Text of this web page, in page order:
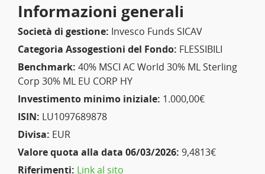
Informazioni generali
Società di gestione: Invesco Funds SICAV
Categoria Assogestioni del Fondo: FLESSIBILI
Benchmark: 40% MSCI AC World 30% ML Sterling
Corp 30% ML EU CORP HY
Investimento minimo iniziale: 1.000,00€
ISIN: LU1097689878
Divisa: EUR
Valore quota alla data 06/03/2026: 9,4813€
Riferimenti: Link al sito